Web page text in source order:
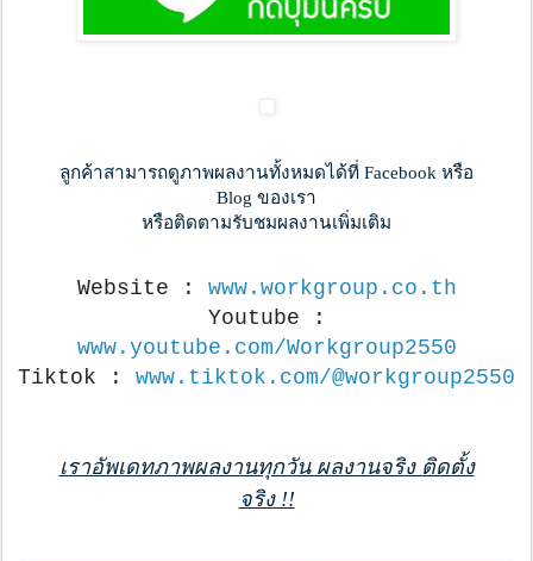
ลูกค้าสามารถดูภาพผลงานทั้งหมดได้ที่ Facebook หรือ
Blog ของเรา
หรือติดตามรับชมผลงานเพิ่มเติม
Website : www.workgroup.co.th
Youtube :
www.youtube.com/Workgroup2550
Tiktok : www.tiktok.com/@workgroup2550
เราอัพเดทภาพผลงานทุกวัน ผลงานจริง ติดตั้ง
จริง !!